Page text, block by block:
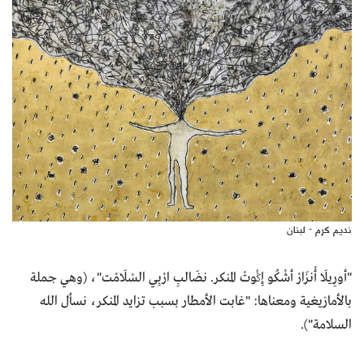
نديم كرم - لبنان
"أورِيلَا أْنزَارْ أشْكُو إِݣُوتْ المنكر. نضَالبِ ارْبِي السْلَامْت"، (وهي جملة
بالأمازيغية ومعناها: "غابت الأمطار بسبب تزايد المنكر، نسأل الله
السلامة").